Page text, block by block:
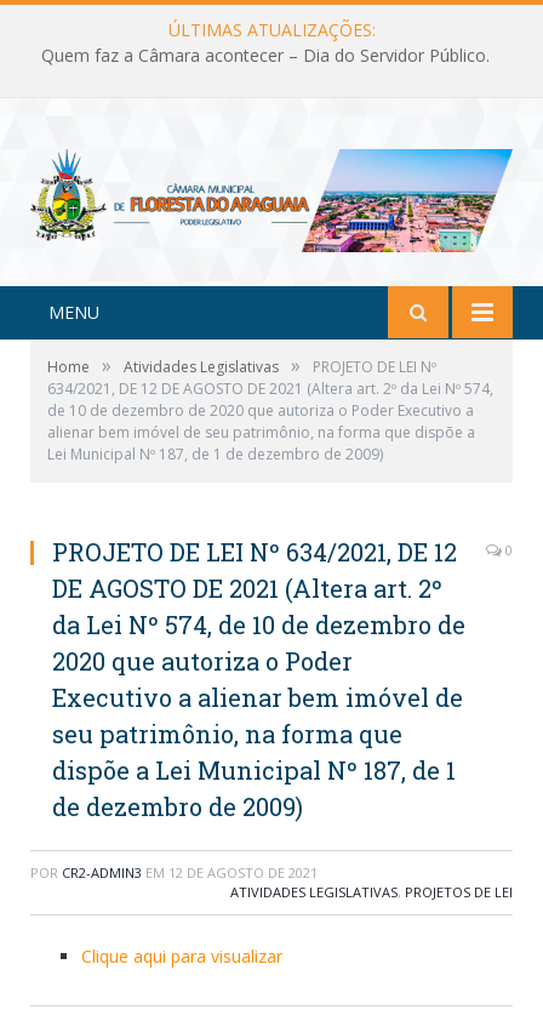
ÚLTIMAS ATUALIZAÇÕES:
Quem faz a Câmara acontecer – Dia do Servidor Público.
MENU
Home » Atividades Legislativas »
PROJETO DE LEI Nº
634/2021, DE 12 DE AGOSTO DE 2021 (Altera art. 2º da Lei Nº 574,
de 10 de dezembro de 2020 que autoriza o Poder Executivo a
alienar bem imóvel de seu patrimônio, na forma que dispõe a
Lei Municipal Nº 187, de 1 de dezembro de 2009)
PROJETO DE LEI Nº 634/2021, DE 12
DE AGOSTO DE 2021 (Altera art. 2º
da Lei Nº 574, de 10 de dezembro de
2020 que autoriza o Poder
Executivo a alienar bem imóvel de
seu patrimônio, na forma que
dispõe a Lei Municipal Nº 187, de 1
de dezembro de 2009)
0
POR CR2-ADMIN3 EM 12 DE AGOSTO DE 2021
ATIVIDADES LEGISLATIVAS, PROJETOS DE LEI
Clique aqui para visualizar